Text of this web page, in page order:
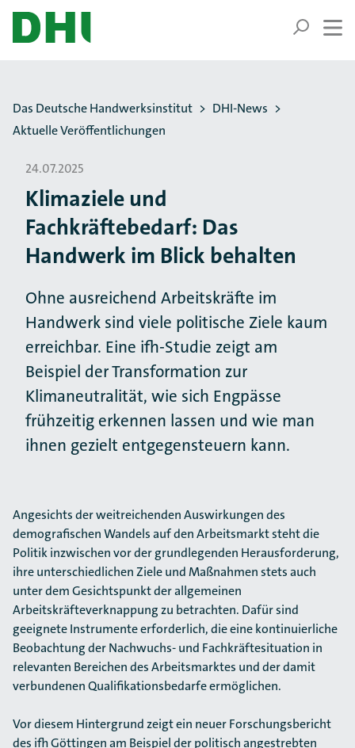
ZUM HAUPTINHALT SPRINGEN
ZUR SUCHE SPRINGEN
Sie befinden sich hier:
Das Deutsche Handwerksinstitut
DHI-News
Aktuelle Veröffentlichungen
24.07.2025
Klimaziele und
Fachkräftebedarf: Das
Handwerk im Blick behalten
Ohne ausreichend Arbeitskräfte im
Handwerk sind viele politische Ziele kaum
erreichbar. Eine ifh-Studie zeigt am
Beispiel der Transformation zur
Klimaneutralität, wie sich Engpässe
frühzeitig erkennen lassen und wie man
ihnen gezielt entgegensteuern kann.
Angesichts der weitreichenden Auswirkungen des
demografischen Wandels auf den Arbeitsmarkt steht die
Politik inzwischen vor der grundlegenden Herausforderung,
ihre unterschiedlichen Ziele und Maßnahmen stets auch
unter dem Gesichtspunkt der allgemeinen
Arbeitskräfteverknappung zu betrachten. Dafür sind
geeignete Instrumente erforderlich, die eine kontinuierliche
Beobachtung der Nachwuchs- und Fachkräftesituation in
relevanten Bereichen des Arbeitsmarktes und der damit
verbundenen Qualifikationsbedarfe ermöglichen.
Vor diesem Hintergrund zeigt ein neuer Forschungsbericht
des ifh Göttingen am Beispiel der politisch angestrebten